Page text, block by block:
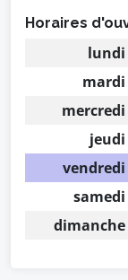
Horaires
lundi
mardi
mercredi
jeudi
vendredi
samedi
dimanche